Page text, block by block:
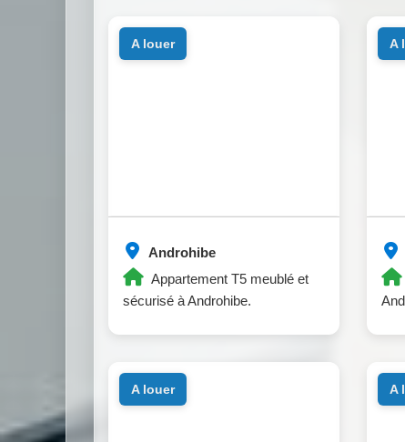
Androhibe
Appartement T5 meublé et
sécurisé à Androhibe.
a louer
a louer